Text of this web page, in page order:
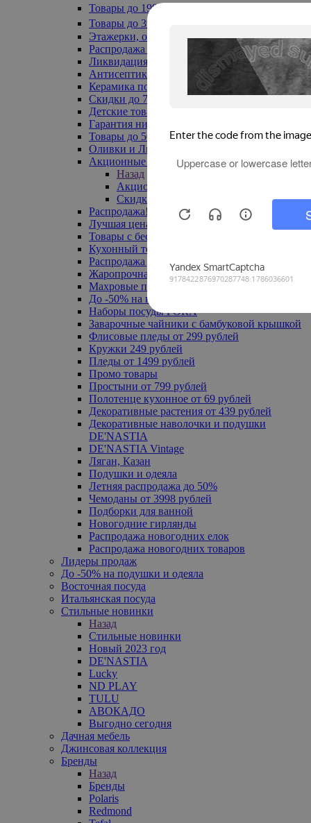
Товары до 199₽
Товары до 399₽
Этажерки, обувницы
Распродажа текстиля до -50%
Ликвидация до -70%
Антисептики
Керамика по 129 руб
Скидки до 70%
Детские товары
Гарантия низкой цены
Товары до 500 руб
Оливки и Лимоны
Акционные товары
Назад
Акционные товары
Скидка 20% по промокоду
Распродажа! Ульяновск до -70%
Лучшая цена
Товары с бесплатной доставкой
Кухонный текстиль
Распродажа до -50%
Жаропрочная посуда
Махровые полотенца
До -50% на ковры
Наборы посуды FORA
Заварочные чайники с бамбуковой крышкой
Флисовые пледы от 299 рублей
Кружки 249 рублей
Пледы от 1499 рублей
Промо товары
Простыни от 799 рублей
Полотенце кухонное от 69 рублей
Декоративные растения от 439 рублей
Декоративные наволочки и подушки
DE'NASTIA
DE'NASTIA Vintage
Ляган, Казан
Подушки и одеяла
Летняя распродажа до 50%
Чемоданы от 3998 рублей
Подборки для ванной
Новогодние гирлянды
Распродажа новогодних елок
Распродажа новогодних товаров
Лидеры продаж
До -50% на подушки и одеяла
Восточная посуда
Итальянская посуда
Стильные новинки
Назад
Стильные новинки
Новый 2023 год
DE'NASTIA
Lucky
ND PLAY
TULU
АВОКАДО
Выгодно сегодня
Дачная мебель
Джинсовая коллекция
Бренды
Назад
Бренды
Polaris
Redmond